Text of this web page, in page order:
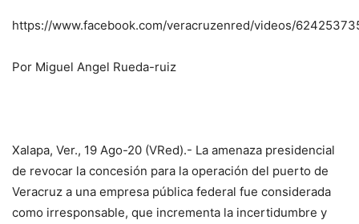
https://www.facebook.com/veracruzenred/videos/
Por Miguel Angel Rueda-ruiz
Xalapa, Ver., 19 Ago-20 (VRed).- La amenaza presidencial
de revocar la concesión para la operación del puerto de
Veracruz a una empresa pública federal fue considerada
como irresponsable, que incrementa la incertidumbre y